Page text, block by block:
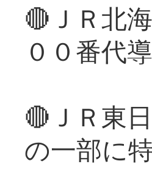
🔴ＪＲ北
００番代
🔴ＪＲ東
の一部に